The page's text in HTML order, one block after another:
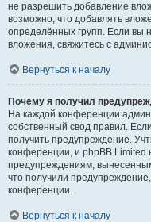
не разрешить добавление
возможно, что добавлять
определённых групп. Если вы
вложения, свяжитесь с
Вернуться к началу
Почему я получил
На каждой конференции
собственный свод правил.
получить предупреждение.
конференции, и phpBB Limited
предупреждениям,
что получили
конференции.
Вернуться к началу